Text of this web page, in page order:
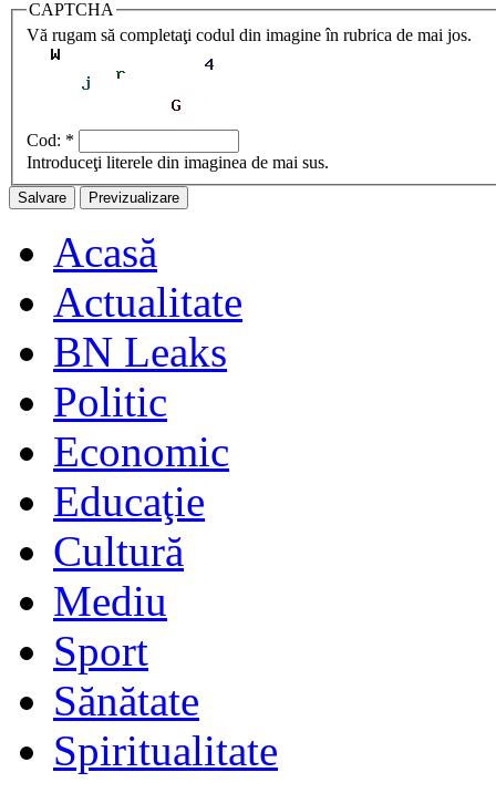
CAPTCHA
Vă rugam să completaţi codul din imagine în rubrica de mai jos.
Cod: *
Introduceţi literele din imaginea de mai sus.
Acasă
Actualitate
BN Leaks
Politic
Economic
Educaţie
Cultură
Mediu
Sport
Sănătate
Spiritualitate